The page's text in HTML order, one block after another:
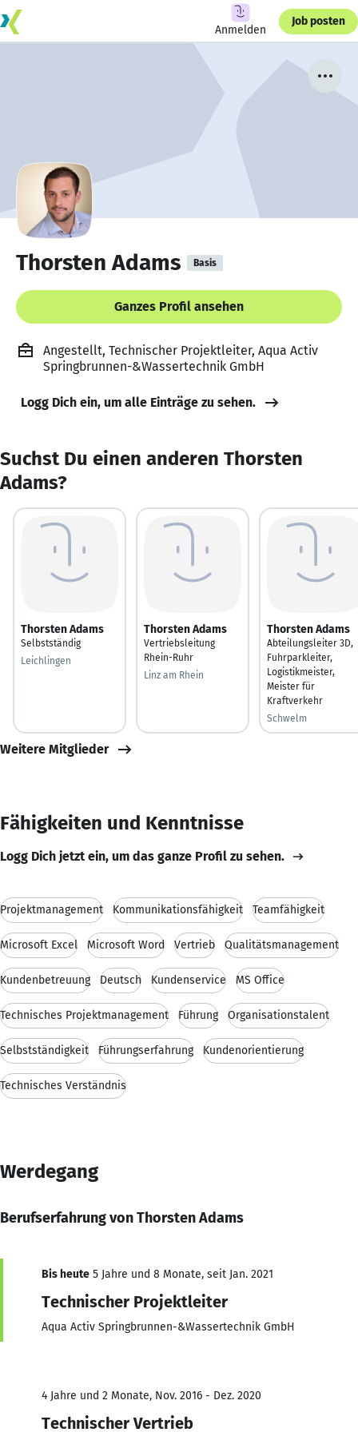
Anmelden
Job posten
Thorsten Adams Basis
Ganzes Profil ansehen
Angestellt, Technischer Projektleiter, Aqua Activ
Springbrunnen-&Wassertechnik GmbH
Logg Dich ein, um alle Einträge zu sehen.
Suchst Du einen anderen Thorsten
Adams?
Thorsten Adams
Selbstständig
Leichlingen
Thorsten Adams
Vertriebsleitung
Rhein-Ruhr
Linz am Rhein
Thorsten Adams
Abteilungsleiter 3D,
Fuhrparkleiter,
Logistikmeister,
Meister für
Kraftverkehr
Schwelm
Weitere Mitglieder
Fähigkeiten und Kenntnisse
Logg Dich jetzt ein, um das ganze Profil zu sehen.
Projektmanagement Kommunikationsfähigkeit Teamfähigkeit
Microsoft Excel Microsoft Word Vertrieb Qualitätsmanagement
Kundenbetreuung Deutsch Kundenservice MS Office
Technisches Projektmanagement Führung Organisationstalent
Selbstständigkeit Führungserfahrung Kundenorientierung
Technisches Verständnis
Werdegang
Berufserfahrung von Thorsten Adams
Bis heute 5 Jahre und 8 Monate, seit Jan. 2021
Technischer Projektleiter
Aqua Activ Springbrunnen-&Wassertechnik GmbH
4 Jahre und 2 Monate, Nov. 2016 - Dez. 2020
Technischer Vertrieb